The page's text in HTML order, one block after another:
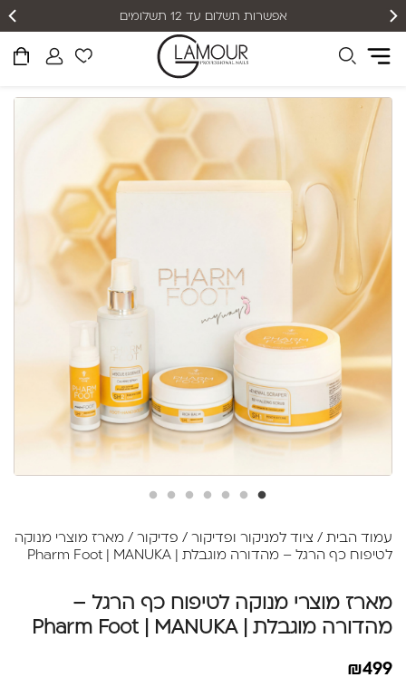
אפשרות תשלום עד 12 תשלומים
עמוד הבית / ציוד למניקור ופדיקור / פדיקור / מארז מוצרי מנוקה
לטיפוח כף הרגל – מהדורה מוגבלת | Pharm Foot | MANUKA
מארז מוצרי מנוקה לטיפוח כף הרגל –
מהדורה מוגבלת | Pharm Foot | MANUKA
₪499